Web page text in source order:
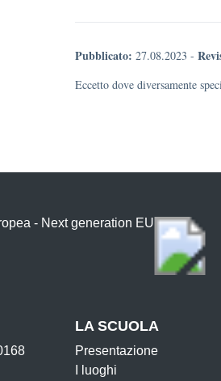
Pubblicato: 27.08.2023 -
Eccetto dove diversamente
LA SCUOLA
Presentazione
I luoghi